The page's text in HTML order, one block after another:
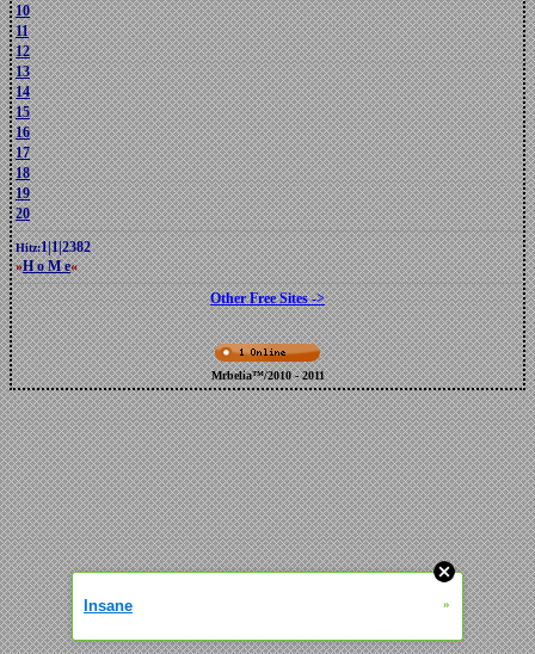
10
11
12
13
14
15
16
17
18
19
20
Hitz:1|1|2382
»H o M e«
Other Free Sites ->
Mrbelia™/2010 - 2011
Insane »